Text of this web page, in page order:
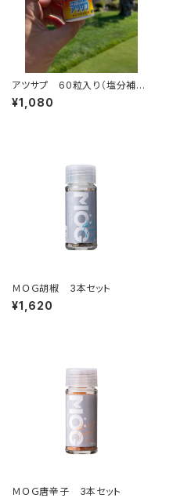
アツサプ 60粒入り（塩分補給
タブレット）
¥1,080
ＭＯＧ胡椒 3本セット
¥1,620
ＭＯＧ唐辛子 3本セット